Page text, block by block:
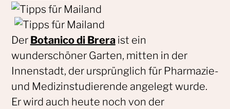
Der Botanico di Breraist ein
wunderschöner Garten, mitten in der
Innenstadt, der ursprünglich für Pharmazie-
und Medizinstudierende angelegt wurde.
Er wird auch heute noch von der